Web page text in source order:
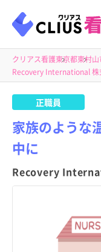
クリアス看護東京都東村山
Recovery International 株
正職員
家族のような
中に
Recovery